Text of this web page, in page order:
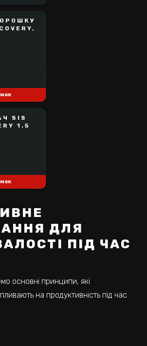
SIS
1.5
ДЛЯ
ПІД ЧАС
основні принципи, які
на продуктивність під час